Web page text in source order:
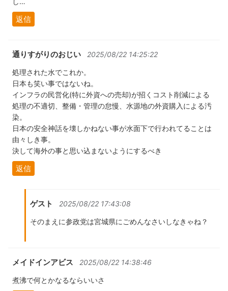
返信
通りすがりのおじい 2025/08/22 14:25:22
処理された水でこれか。
日本も笑い事ではないね。
インフラの民営化(特に外資への売却)が招くコスト削減による
処理の不適切、整備・管理の怠慢、水源地の外資購入による汚
染。
日本の安全神話を壊しかねない事が水面下で行われてることは
由々しき事。
決して海外の事と思い込まないようにするべき
返信
ゲスト 2025/08/22 17:43:08
そのまえに参政党は宮城県にごめんなさいしなきゃね？
メイドインアビス 2025/08/22 14:38:46
煮沸で何とかなるならいいさ